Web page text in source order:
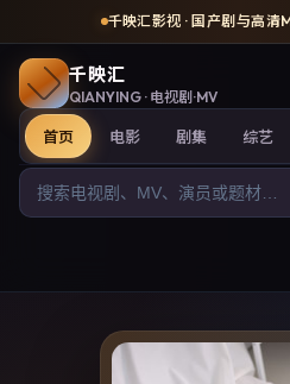
千映汇影视 · 国产剧与高清
千映汇
QIANYING · 电视剧·MV
首页 电影 剧集 综艺